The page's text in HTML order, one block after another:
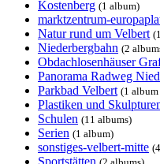
Kostenberg (1 album)
marktzentrum-
Natur rund um Velbert
Niederbergbahn (2
Obdachlosenhäuser
Panorama Radweg
Parkbad Velbert (1 album
Plastiken und
Schulen (11 albums)
Serien (1 album)
sonstiges-velbert-mitte
Sportstätten